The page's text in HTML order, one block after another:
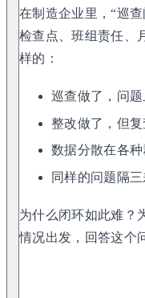
在制造企业里，“巡
检查点、班组责任、
样的：
巡查做了，问题
整改做了，但复
数据分散在各
同样的问题隔三
为什么闭环如此难？
情况出发，回答这个